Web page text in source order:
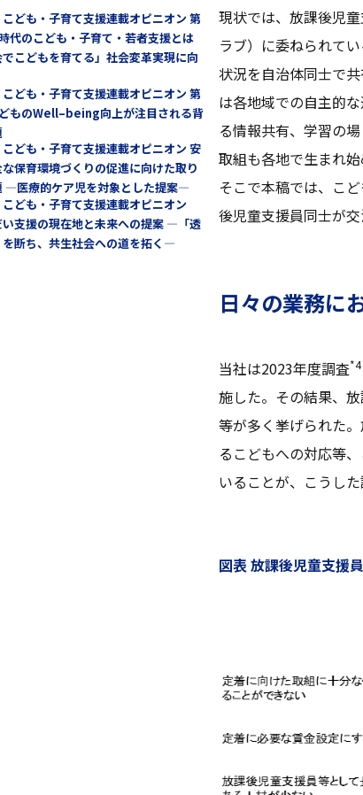
こども・子育て支援連載オピニオン 第
代のこども・子育て・若者支援とは
こどもを育てる」社会変革実現に向
こども・子育て支援連載オピニオン 第
ものWell–being向上が注目される背
こども・子育て支援連載オピニオン 安
保育環境づくりの促進に向けた取り
—医療的ケア児を対象とした提案—
こども・子育て支援連載オピニオン
い支援の現在地と未来への提案 —「透
を断ち、共生社会への道を拓く—
現状では、放課後児
ラブ）に委ねられて
状況を自治体同士で
は各地域での自主的
る情報共有、学習の
取組も各地で生まれ始
そこで本稿では、こ
後児童支援員同士が
日々の業務に
当社は2023年度調査*4
施した。その結果、
等が多く挙げられた
るこどもへの対応等
いることが、こうし
図表 放課後児童支援